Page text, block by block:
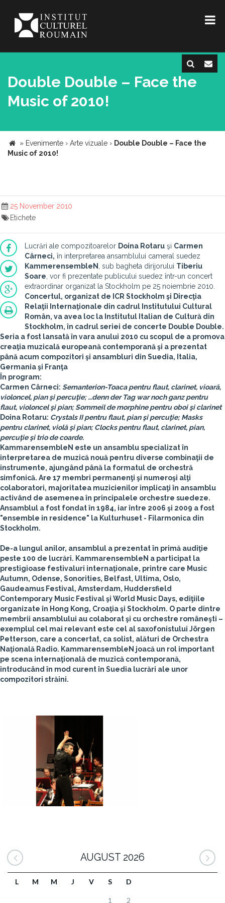
Double Double – Face the
Music of 2010!
» Evenimente › Arte vizuale › Double Double – Face the
Music of 2010!
25 November 2010
Etichete
Lucrări ale compozitoarelor Doina Rotaru şi Carmen
Cârneci, în interpretarea ansamblului cameral suedez
KammerensembleN
, sub bagheta dirijorului Tiberiu
Soare , vor fi prezentate publicului suedez într-un concert
extraordinar organizat la Stockholm pe 25 noiembrie 2010.
Concertul, organizat de ICR Stockholm şi Direcţia
Relaţii Internaţionale din cadrul Institutului Cultural
Român, va avea loc la Institutul Italian de Cultură din
Stockholm, în cadrul seriei de concerte Double Double.
Seria a fost lansată în vara anului 2010 cu scopul de a promova
creaţia muzicală europeană contemporană şi a prezentat
până acum compozitori şi ansambluri din Suedia, Italia,
Germania şi Franţa
În program:
Carmen Cârneci: Semanterion-Toaca pentru flaut, clarinet, vioară,
violoncel, pian şi percuţie; …denn der Tag war noch ganz pentru
flaut, violoncel şi pian; Sommeil de morphine pentru oboi şi clarinet
Doina Rotaru: Crystals II pentru flaut, pian şi percuţie; Masks
pentru clarinet, violă şi pian; Clocks pentru flaut, clarinet, pian,
percuţie şi trio de coarde.
KammarensembleN este un ansamblu specializat în
interpretarea de muzică nouă pentru diverse combinaţii de
instrumente, ajungând până la formatul de orchestră
simfonică. Are 17 membri permanenţi şi numeroşi alţi
colaboratori, majoritatea muzicienilor implicaţi în ansamblu
activând de asemenea în principalele orchestre suedeze.
Ansamblul a fost fondat în 1984, iar între 2006 şi 2009 a fost
"ensemble in residence" la Kulturhuset - Filarmonica din
Stockholm.
De-a lungul anilor, ansamblul a prezentat în primă audiţie
peste 100 de lucrări. KammarensembleN a participat la
prestigioase festivaluri internaţionale, printre care Music
Autumn, Odense, Sonorities, Belfast, Ultima, Oslo,
Gaudeamus Festival, Amsterdam, Huddersfield
Contemporary Music Festival şi World Music Days, ediţiile
organizate în Hong Kong, Croaţia şi Stockholm. O parte dintre
membrii ansamblului au colaborat şi cu orchestre româneşti –
exemplul cel mai relevant este cel al saxofonistului Jörgen
Petterson, care a concertat, ca solist, alături de Orchestra
Naţională Radio. KammarensembleN joacă un rol important
pe scena internaţională de muzică contemporană,
introducând în mod curent în Suedia lucrări ale unor
compozitori străini.
AUGUST 2026
L M M J V S D
1 2